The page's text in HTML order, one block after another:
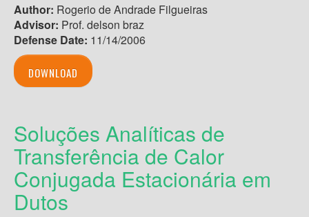
Author: Rogerio de Andrade Filgueiras
Advisor: Prof. delson braz
Defense Date: 11/14/2006
DOWNLOAD
Soluções Analíticas de
Transferência de Calor
Conjugada Estacionária em
Dutos